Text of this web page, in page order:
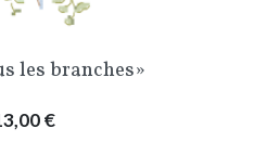
les branches»
€